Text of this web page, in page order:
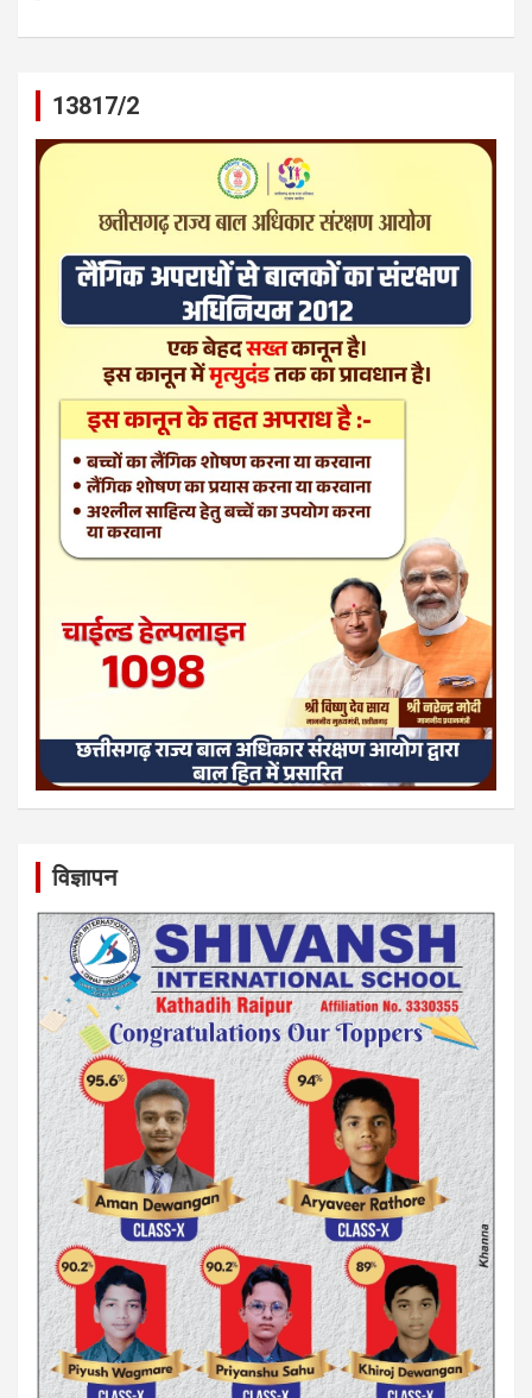
13817/2
विज्ञापन